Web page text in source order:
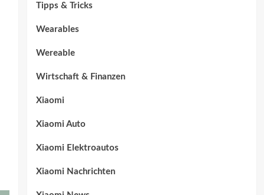
Tipps & Tricks
Wearables
Wereable
Wirtschaft & Finanzen
Xiaomi
Xiaomi Auto
Xiaomi Elektroautos
Xiaomi Nachrichten